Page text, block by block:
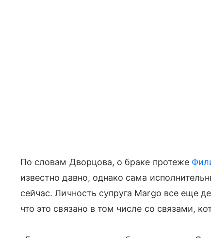
По словам Дворцова, о браке протеже
известно давно, однако сама
сейчас. Личность супруга Margo все еще
что это связано в том числе со связами,